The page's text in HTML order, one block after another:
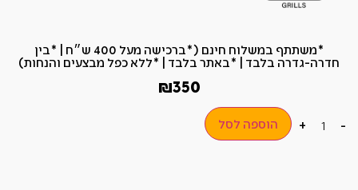
*משתתף במשלוח חינם (*ברכישה מעל 400 ש״ח​ | *בין
חדרה-גדרה בלבד | *באתר בלבד | *ללא כפל מבצעים והנחות)
₪350
-
+ הוספה לסל